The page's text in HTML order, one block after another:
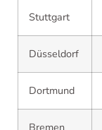
Stuttgart
Düsseldorf
Dortmund
Bremen